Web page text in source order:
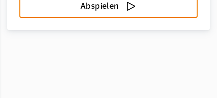
Abspielen